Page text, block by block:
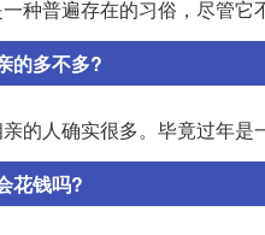
种普遍存在的习俗，尽管它
的多不多?
的人确实很多。毕竟过年是
花钱吗?